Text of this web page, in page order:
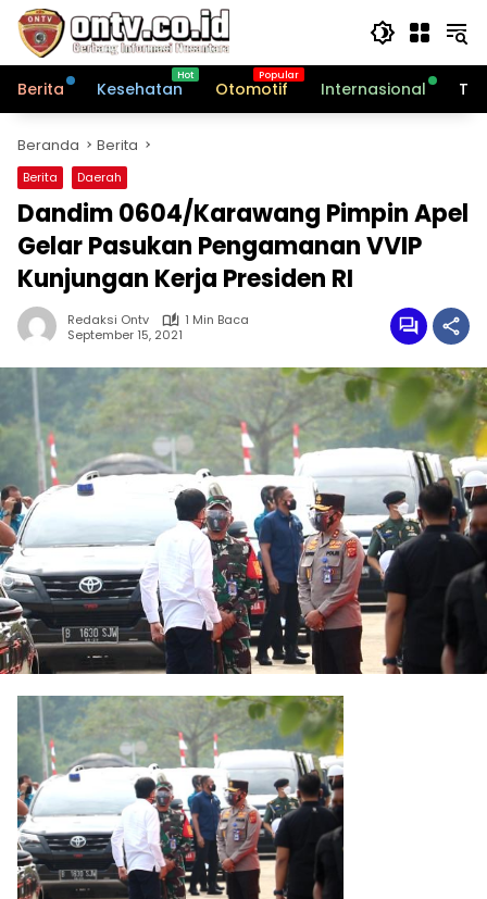
Langsung
konten
Berita
Kesehatan Otomotif Internasional
Beranda Berita
Berita Daerah
Dandim 0604/Karawang Pimpin Apel
Gelar Pasukan Pengamanan VVIP
Kunjungan Kerja Presiden RI
Redaksi Ontv
1 Min Baca
September 15, 2021